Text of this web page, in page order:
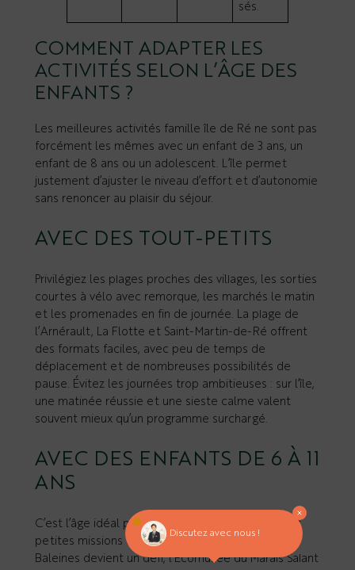
sés.
COMMENT ADAPTER LES
ACTIVITÉS SELON L’ÂGE DES
ENFANTS ?
Les meilleures activités famille île de Ré ne sont pas
forcément les mêmes avec un enfant de 3 ans, un
enfant de 8 ans ou un adolescent. L’île permet
justement d’ajuster le niveau d’effort et d’autonomie
sans renoncer au plaisir du séjour.
AVEC DES TOUT-PETITS
Privilégiez les plages proches des villages, les sorties
courtes à vélo avec remorque, les marchés le matin
et les promenades en fin de journée. La plage de
l’Arnérault, La Flotte et Saint-Martin-de-Ré offrent
des formats faciles, avec peu de temps de
déplacement et de nombreuses possibilités de
pause. Évitez les journées trop ambitieuses : sur l’île,
une matinée réussie et une sieste calme valent
souvent mieux qu’un programme surchargé.
AVEC DES ENFANTS DE 6 À 11
ANS
C’est l’âge idéal pour alterner jeux, vélo, visites et
petites missions d’observation. Le Phare des
Baleines devient un défi, l’Écomusée du Marais Salant
Discutez avec nous !